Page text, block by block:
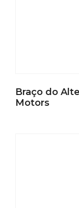
Braço do
Motors